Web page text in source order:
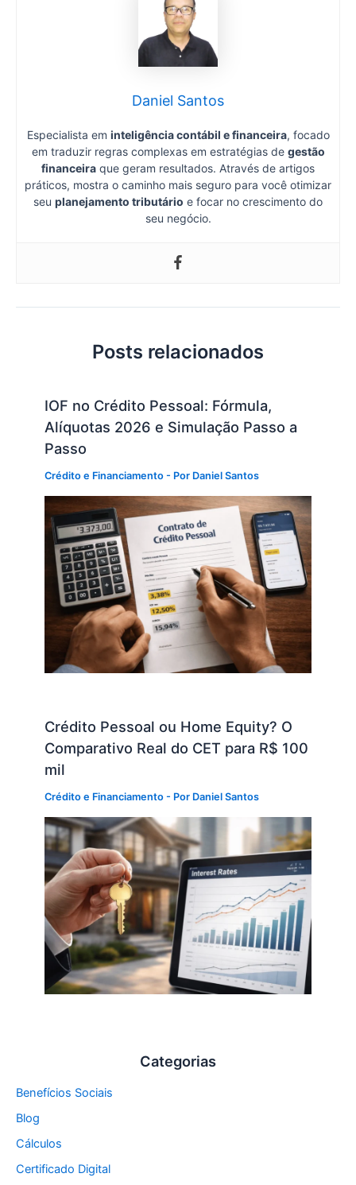
Daniel Santos
Especialista em inteligência contábil e financeira, focado
em traduzir regras complexas em estratégias de gestão
financeira que geram resultados. Através de artigos
práticos, mostra o caminho mais seguro para você otimizar
seu planejamento tributário e focar no crescimento do
seu negócio.
Posts relacionados
IOF no Crédito Pessoal: Fórmula,
Alíquotas 2026 e Simulação Passo a
Passo
Crédito e Financiamento - Por Daniel Santos
Crédito Pessoal ou Home Equity? O
Comparativo Real do CET para R$ 100
mil
Crédito e Financiamento - Por Daniel Santos
Categorias
Benefícios Sociais
Blog
Cálculos
Certificado Digital